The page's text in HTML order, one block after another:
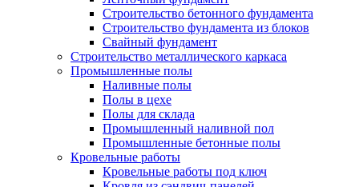
Строительство бетонного фундамента
Строительство фундамента из блоков
Свайный фундамент
Строительство металлического каркаса
Промышленные полы
Наливные полы
Полы в цехе
Полы для склада
Промышленный наливной пол
Промышленные бетонные полы
Кровельные работы
Кровельные работы под ключ